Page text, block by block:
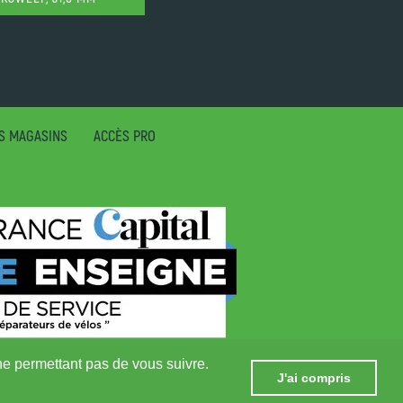
permettant pas de vous suivre.
J'ai compris
MAGASINS ACCÈS PRO